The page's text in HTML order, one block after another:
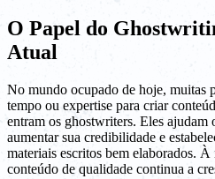
O Papel do
Atual
No mundo ocupado de hoje, muitas
tempo ou expertise para criar
entram os ghostwriters. Eles ajudam
aumentar sua credibilidade e
materiais escritos bem elaborados.
conteúdo de qualidade continua a